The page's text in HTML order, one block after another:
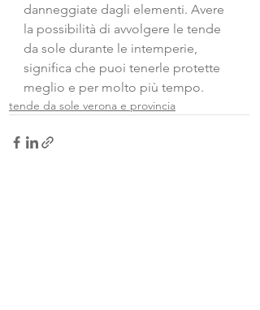
danneggiate dagli elementi. Avere
la possibilità di avvolgere le tende
da sole durante le intemperie,
significa che puoi tenerle protette
meglio e per molto più tempo.
tende da sole verona e provincia